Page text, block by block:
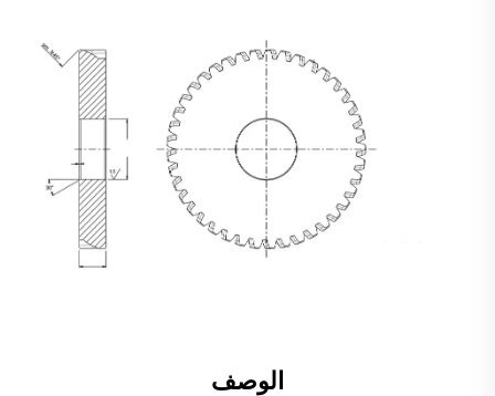
الوصف